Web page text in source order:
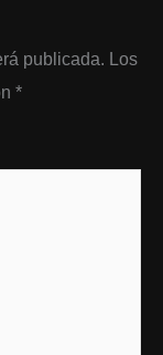
publicada. Los
*